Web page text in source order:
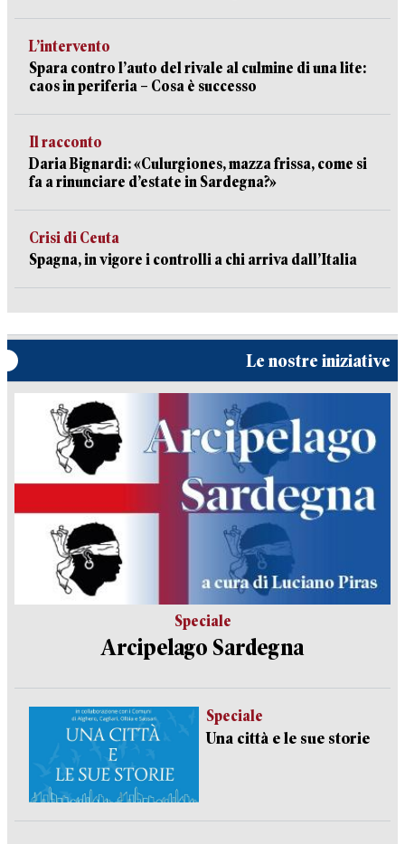
L’intervento
Spara contro l’auto del rivale al culmine di una lite:
caos in periferia – Cosa è successo
Il racconto
Daria Bignardi: «Culurgiones, mazza frissa, come si
fa a rinunciare d’estate in Sardegna?»
Crisi di Ceuta
Spagna, in vigore i controlli a chi arriva dall’Italia
Le nostre iniziative
Speciale
Arcipelago Sardegna
Speciale
Una città e le sue storie